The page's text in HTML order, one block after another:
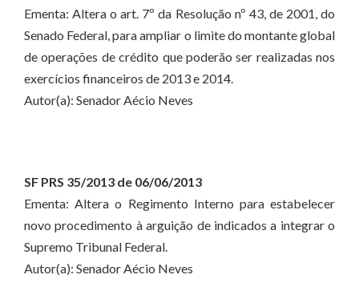
Ementa: Altera o art. 7º da Resolução nº 43, de 2001, do
Senado Federal, para ampliar o limite do montante global
de operações de crédito que poderão ser realizadas nos
exercícios financeiros de 2013 e 2014.
Autor(a): Senador Aécio Neves
SF PRS 35/2013 de 06/06/2013
Ementa: Altera o Regimento Interno para estabelecer
novo procedimento à arguição de indicados a integrar o
Supremo Tribunal Federal.
Autor(a): Senador Aécio Neves